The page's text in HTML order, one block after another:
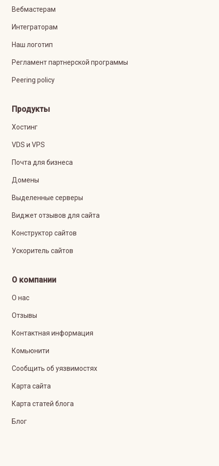
Вебмастерам
Интеграторам
Наш логотип
Регламент партнерской программы
Peering policy
Продукты
Хостинг
VDS и VPS
Почта для бизнеса
Домены
Выделенные серверы
Виджет отзывов для сайта
Конструктор сайтов
Ускоритель сайтов
О компании
О нас
Отзывы
Контактная информация
Комьюнити
Сообщить об уязвимостях
Карта сайта
Карта статей блога
Блог